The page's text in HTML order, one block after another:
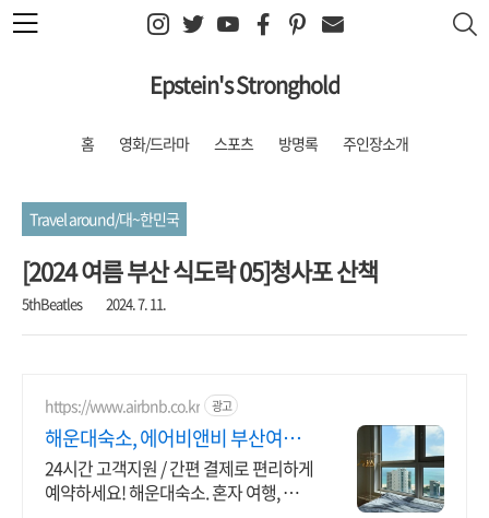
본문 바로가기
Epstein's Stronghold
홈 영화/드라마 스포츠 방명록 주인장소개
Travel around/대~한민국
[2024 여름 부산 식도락 05]청사포 산책
5thBeatles 2024. 7. 11.
https://www.airbnb.co.kr 광고
해운대숙소, 에어비앤비 부산여행
도 우리집처럼
24시간 고객지원 / 간편 결제로 편리하게
예약하세요! 해운대숙소. 혼자 여행, 신나